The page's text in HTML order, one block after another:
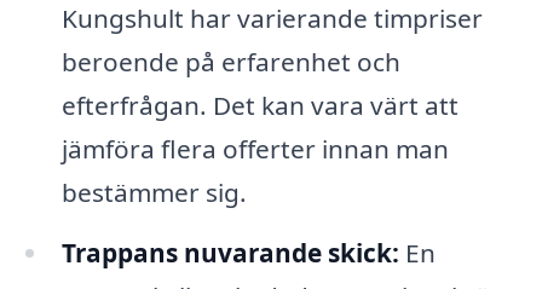
Kungshult har varierande timpriser
beroende på erfarenhet och
efterfrågan. Det kan vara värt att
jämföra flera offerter innan man
bestämmer sig.
Trappans nuvarande skick: En